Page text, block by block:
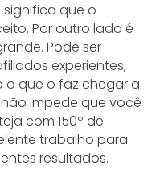
significa que o
Por outro lado é
Pode ser
experientes,
que o faz chegar a
impede que você
com 150º de
trabalho para
resultados.